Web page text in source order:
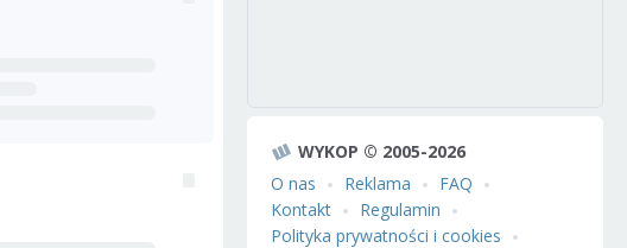
WYKOP © 2005-2026
O nas
Reklama
FAQ
Kontakt
Regulamin
Polityka prywatności i cookies